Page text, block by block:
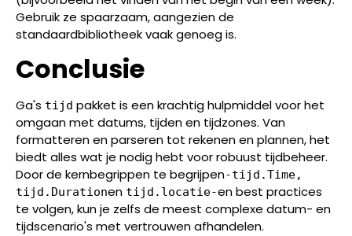
Gebruik ze spaarzaam, aangezien de
standaardbibliotheek vaak genoeg is.
Conclusie
Ga's tijd pakket is een krachtig hulpmiddel voor het
omgaan met datums, tijden en tijdzones. Van
formatteren en parseren tot rekenen en plannen, het
biedt alles wat je nodig hebt voor robuust tijdbeheer.
Door de kernbegrippen te begrijpen-tijd.Time,
tijd.Durationen tijd.locatie-en best practices
te volgen, kun je zelfs de meest complexe datum- en
tijdscenario's met vertrouwen afhandelen.